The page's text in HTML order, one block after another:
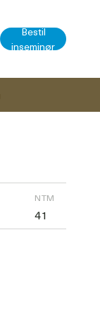
Bestil
inseminør
NTM
41